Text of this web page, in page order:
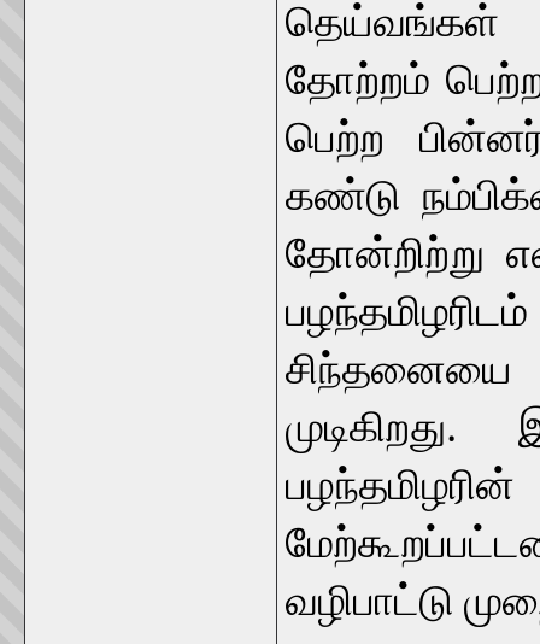
தெய்வங்கள்
தோற்றம்
பெற்ற
கண்டு
தோன்றிற்று
வழிபாட்டு